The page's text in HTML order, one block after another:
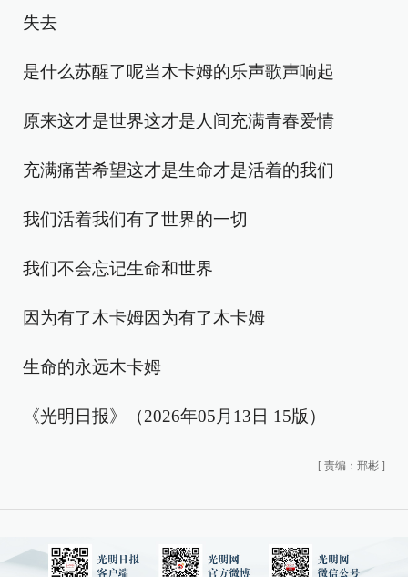
失去
是什么苏醒了呢当木卡姆的乐声歌声响起
原来这才是世界这才是人间充满青春爱情
充满痛苦希望这才是生命才是活着的我们
我们活着我们有了世界的一切
我们不会忘记生命和世界
因为有了木卡姆因为有了木卡姆
生命的永远木卡姆
《光明日报》（2026年05月13日 15版）
[ 责编：邢彬 ]